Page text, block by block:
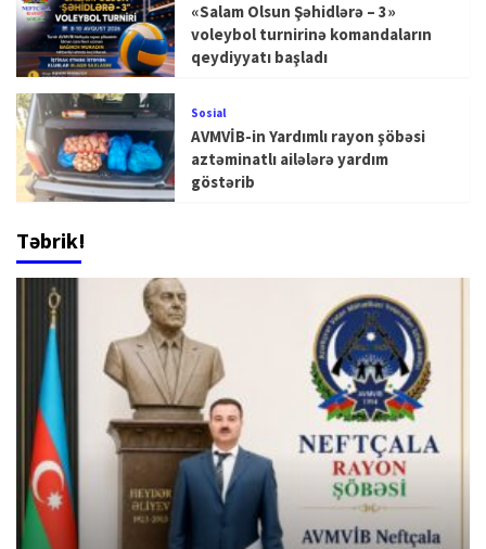
«Salam Olsun Şəhidlərə – 3»
voleybol turnirinə komandaların
qeydiyyatı başladı
Sosial
AVMVİB-in Yardımlı rayon şöbəsi
aztəminatlı ailələrə yardım
göstərib
Təbrik!